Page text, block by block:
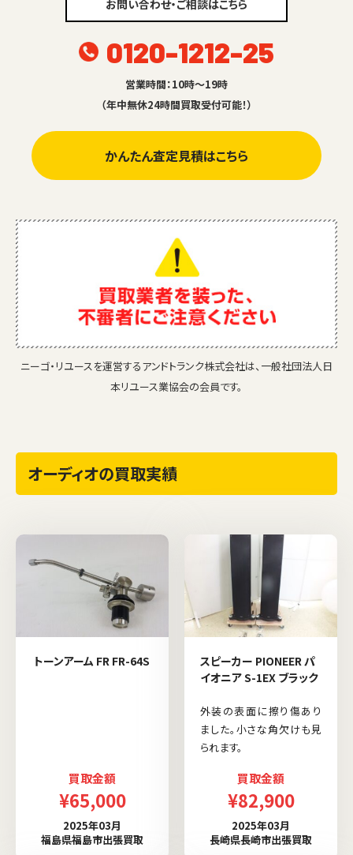
お問い合わせ・ご相談はこちら
0120-1212-25
営業時間：10時～19時
（年中無休24時間買取受付可能！）
かんたん査定見積はこちら
ニーゴ・リユースを運営するアンドトランク株式会社は、一般社団法人日
本リユース業協会の会員です。
オーディオの買取実績
トーンアーム FR FR-64S
買取金額
¥65,000
2025年03月
福島県福島市出張買取
スピーカー PIONEER パ
イオニア S-1EX ブラック
外装の表面に擦り傷あり
ました。小さな角欠けも見
られます。
買取金額
¥82,900
2025年03月
長崎県長崎市出張買取